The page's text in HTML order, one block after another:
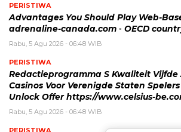
PERISTIWA
Advantages You Should Play Web-
adrenaline-canada.com ◦ OECD
Rabu, 5 Agu 2026 - 06:48 WIB
PERISTIWA
Redactieprogramma S Kwaliteit
Casinos Voor Verenigde Staten
Unlock Offer https://www.celsius-
Rabu, 5 Agu 2026 - 06:48 WIB